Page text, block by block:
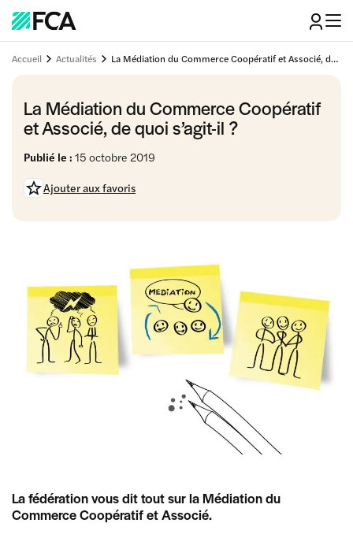
Accueil Actualités La Médiation du Commerce Coopératif et Associé, de quoi s'agit-il ?
La Médiation du Commerce Coopératif
et Associé, de quoi s’agit-il ?
Publié le : 15 octobre 2019
Ajouter aux favoris
La fédération vous dit tout sur la Médiation du
Commerce Coopératif et Associé.